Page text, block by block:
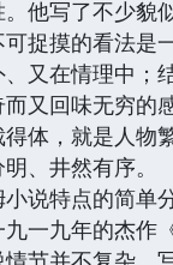
他写了不少貌
捉摸的看法是
又在情理中；
又回味无穷的
体，就是人物
、井然有序。
特点的简单
一九年的杰作